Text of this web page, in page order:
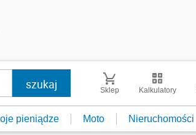
Sklep Kalkulatory
pieniądze Moto Nieruchomości